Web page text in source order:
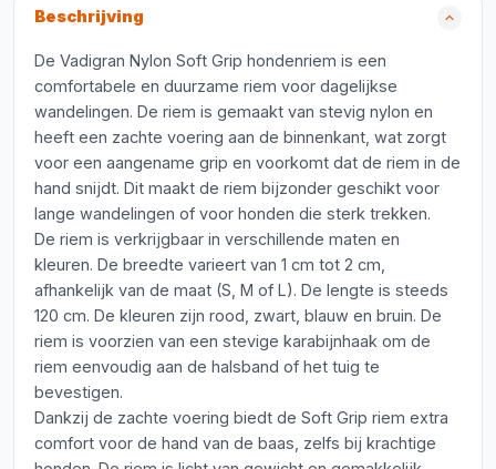
Beschrijving
De Vadigran Nylon Soft Grip hondenriem is een
comfortabele en duurzame riem voor dagelijkse
wandelingen. De riem is gemaakt van stevig nylon en
heeft een zachte voering aan de binnenkant, wat zorgt
voor een aangename grip en voorkomt dat de riem in de
hand snijdt. Dit maakt de riem bijzonder geschikt voor
lange wandelingen of voor honden die sterk trekken.
De riem is verkrijgbaar in verschillende maten en
kleuren. De breedte varieert van 1 cm tot 2 cm,
afhankelijk van de maat (S, M of L). De lengte is steeds
120 cm. De kleuren zijn rood, zwart, blauw en bruin. De
riem is voorzien van een stevige karabijnhaak om de
riem eenvoudig aan de halsband of het tuig te
bevestigen.
Dankzij de zachte voering biedt de Soft Grip riem extra
comfort voor de hand van de baas, zelfs bij krachtige